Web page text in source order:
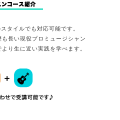
タイルでも対応可能です。
も長い現役プロミュージシャン
より生に近い実践を学べます。